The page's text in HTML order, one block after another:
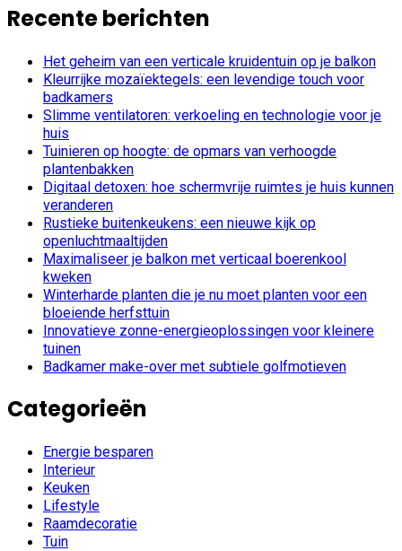
Recente berichten
Het geheim van een verticale kruidentuin op je balkon
Kleurrijke mozaïektegels: een levendige touch voor
badkamers
Slimme ventilatoren: verkoeling en technologie voor je
huis
Tuinieren op hoogte: de opmars van verhoogde
plantenbakken
Digitaal detoxen: hoe schermvrije ruimtes je huis kunnen
veranderen
Rustieke buitenkeukens: een nieuwe kijk op
openluchtmaaltijden
Maximaliseer je balkon met verticaal boerenkool
kweken
Winterharde planten die je nu moet planten voor een
bloeiende herfsttuin
Innovatieve zonne-energieoplossingen voor kleinere
tuinen
Badkamer make-over met subtiele golfmotieven
Categorieën
Energie besparen
Interieur
Keuken
Lifestyle
Raamdecoratie
Tuin